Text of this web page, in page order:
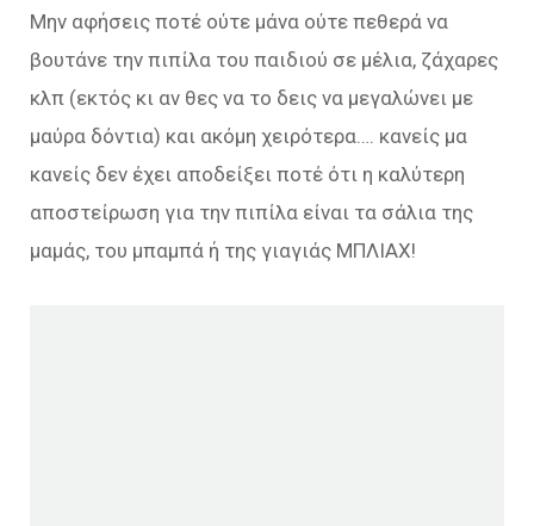
Μην αφήσεις ποτέ ούτε μάνα ούτε πεθερά να
βουτάνε την πιπίλα του παιδιού σε μέλια, ζάχαρες
κλπ (εκτός κι αν θες να το δεις να μεγαλώνει με
μαύρα δόντια) και ακόμη χειρότερα…. κανείς μα
κανείς δεν έχει αποδείξει ποτέ ότι η καλύτερη
αποστείρωση για την πιπίλα είναι τα σάλια της
μαμάς, του μπαμπά ή της γιαγιάς ΜΠΛΙΑΧ!